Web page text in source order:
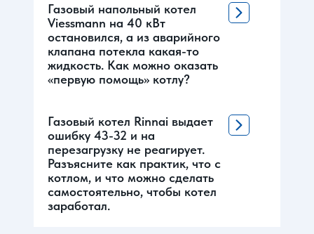
Газовый напольный котел
Viessmann на 40 кВт
остановился, а из аварийного
клапана потекла какая-то
жидкость. Как можно оказать
«первую помощь» котлу?
Газовый котел Rinnai выдает
ошибку 43-32 и на
перезагрузку не реагирует.
Разъясните как практик, что с
котлом, и что можно сделать
самостоятельно, чтобы котел
заработал.